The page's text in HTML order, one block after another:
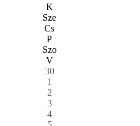
K
Sze
Cs
P
Szo
V
30
1
2
3
4